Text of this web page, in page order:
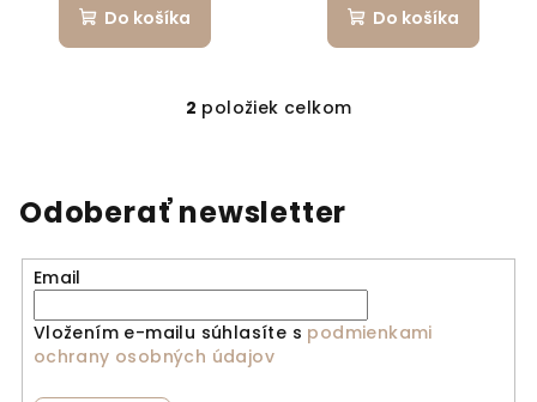
Do košíka Do košíka
Ovládacie prvky
2 položiek celkom
Odoberať newsletter
Email
Vložením e-mailu súhlasíte s podmienkami
ochrany osobných údajov